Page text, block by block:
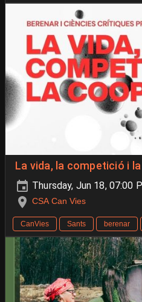
La vida, la competició i
Thursday, Jun 18, 07:00
CSA Can Vies
CanVies Sants berenar